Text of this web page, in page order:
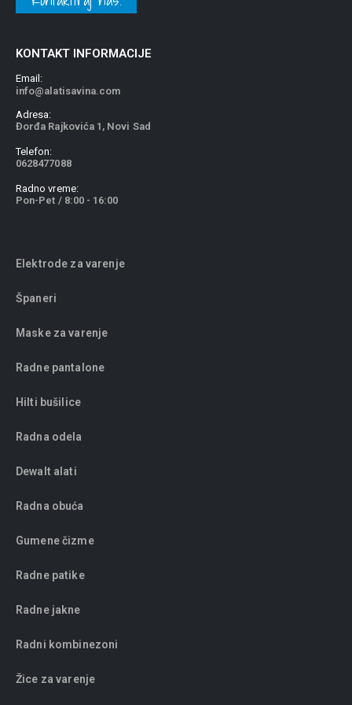
KONTAKT INFORMACIJE
Email:
info@alatisavina.com
Adresa:
Đorđa Rajkovića 1, Novi Sad
Telefon:
0628477088
Radno vreme:
Pon-Pet / 8:00 - 16:00
Elektrode za varenje
Španeri
Maske za varenje
Radne pantalone
Hilti bušilice
Radna odela
Dewalt alati
Radna obuća
Gumene čizme
Radne patike
Radne jakne
Radni kombinezoni
Žice za varenje